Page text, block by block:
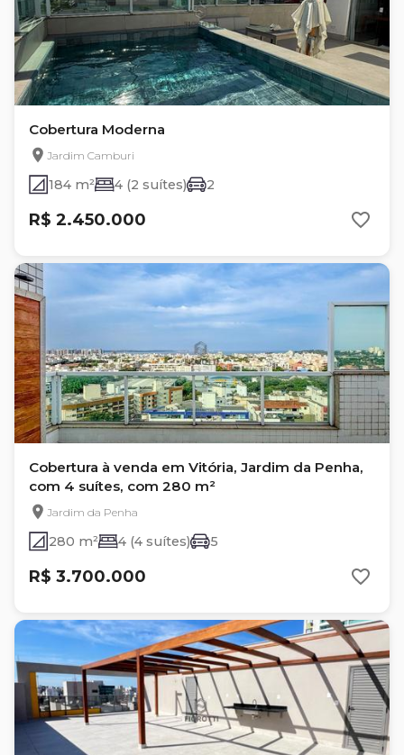
Cobertura Moderna
Jardim Camburi
184 m² 4 (2 suítes) 2
R$ 2.450.000
Cobertura à venda em Vitória, Jardim da Penha,
com 4 suítes, com 280 m²
Jardim da Penha
280 m² 4 (4 suítes) 5
R$ 3.700.000